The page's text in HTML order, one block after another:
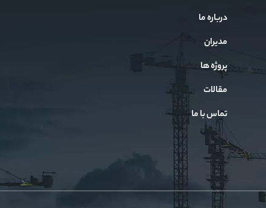
درباره ما
مدیران
پروژه ها
مقالات
تماس با ما